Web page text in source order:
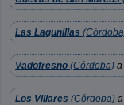
Las Lagunillas
Vadofresno (Córdoba) a
Los Villares (Córdoba)